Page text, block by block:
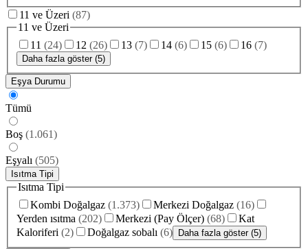
11 ve Üzeri (87)
11 ve Üzeri
11 (24) 12 (26) 13 (7) 14 (6) 15 (6) 16 (7)
Daha fazla göster (5)
Eşya Durumu
Tümü
Boş (1.061)
Eşyalı (505)
Isıtma Tipi
Isıtma Tipi
Kombi Doğalgaz (1.373) Merkezi Doğalgaz (16)
Yerden ısıtma (202) Merkezi (Pay Ölçer) (68)
Kat
Kaloriferi (2) Doğalgaz sobalı (6) Daha fazla göster (5)